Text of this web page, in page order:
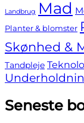
Landbrug Mad
Planter & blomster
Skønhed &
Tandpleje
Seneste